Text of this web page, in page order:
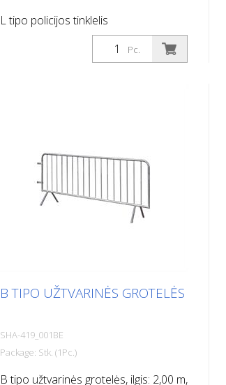
L tipo policijos tinklelis
Pc.
B TIPO UŽTVARINĖS GROTELĖS
SHA-419_001BE
Package: Stk. (1Pc.)
B tipo užtvarinės grotelės, ilgis: 2,00 m,